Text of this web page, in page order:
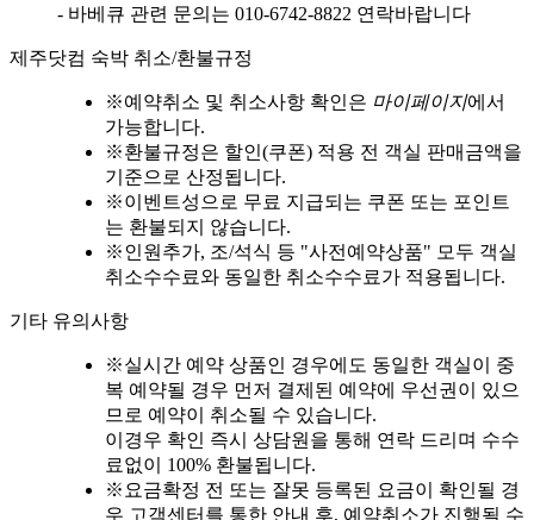
- 바베큐 관련 문의는 010-6742-8822 연락바랍니다
제주닷컴 숙박 취소/환불규정
※예약취소 및 취소사항 확인은 마이페이지에서
가능합니다.
※환불규정은 할인(쿠폰) 적용 전 객실 판매금액을
기준으로 산정됩니다.
※이벤트성으로 무료 지급되는 쿠폰 또는 포인트
는 환불되지 않습니다.
※인원추가, 조/석식 등 "사전예약상품" 모두 객실
취소수수료와 동일한 취소수수료가 적용됩니다.
기타 유의사항
※실시간 예약 상품인 경우에도 동일한 객실이 중
복 예약될 경우 먼저 결제된 예약에 우선권이 있으
므로 예약이 취소될 수 있습니다.
이경우 확인 즉시 상담원을 통해 연락 드리며 수수
료없이 100% 환불됩니다.
※ 요금확정 전 또는 잘못 등록된 요금이 확인될 경
우 고객센터를 통한 안내 후, 예약취소가 진행될 수